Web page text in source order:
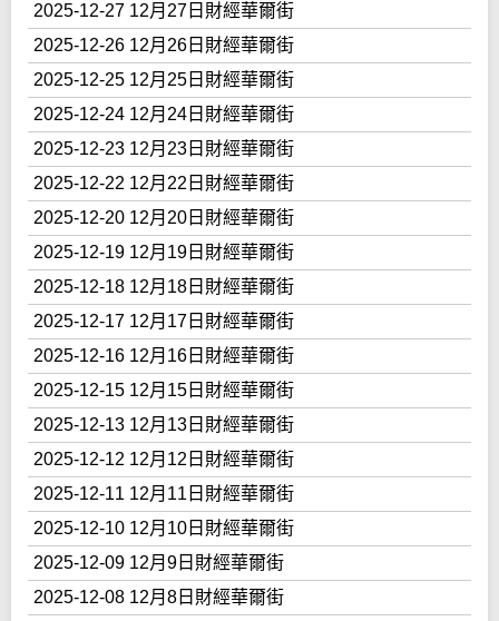
2025-12-27 12月27日財經華爾街
2025-12-26 12月26日財經華爾街
2025-12-25 12月25日財經華爾街
2025-12-24 12月24日財經華爾街
2025-12-23 12月23日財經華爾街
2025-12-22 12月22日財經華爾街
2025-12-20 12月20日財經華爾街
2025-12-19 12月19日財經華爾街
2025-12-18 12月18日財經華爾街
2025-12-17 12月17日財經華爾街
2025-12-16 12月16日財經華爾街
2025-12-15 12月15日財經華爾街
2025-12-13 12月13日財經華爾街
2025-12-12 12月12日財經華爾街
2025-12-11 12月11日財經華爾街
2025-12-10 12月10日財經華爾街
2025-12-09 12月9日財經華爾街
2025-12-08 12月8日財經華爾街